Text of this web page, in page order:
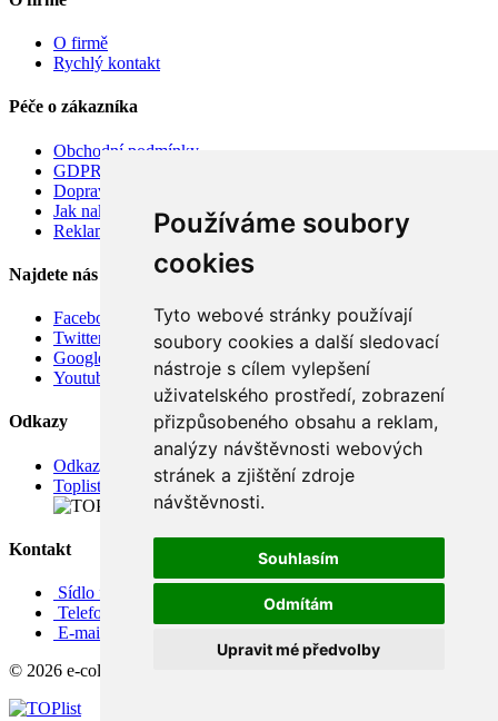
Používáme soubory
cookies
Tyto webové stránky používají
soubory cookies a další sledovací
nástroje s cílem vylepšení
uživatelského prostředí, zobrazení
přizpůsobeného obsahu a reklam,
analýzy návštěvnosti webových
stránek a zjištění zdroje
návštěvnosti.
Souhlasím
Odmítám
Upravit mé předvolby
O firmě
Rychlý kontakt
Péče o zákazníka
Obchodní podmínky
GDPR
Doprava
Jak nakupovat
Reklamace
Najdete nás
Facebook
Twitter
Google
Youtube
Odkazy
Odkazy
Toplist
Kontakt
Sídlo firmy: Boženy Němcové 739/1, Svitavy 568 02, CZ
Telefon: +420 608 449 590
E-mail: info@e-color.cz
© 2026 e-color.cz